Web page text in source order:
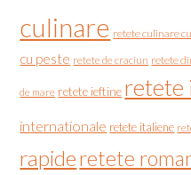
culinare retete culinare
cu peste retete de craciun retete
de mare retete ieftine retete
internationale retete italiene
rapideretete